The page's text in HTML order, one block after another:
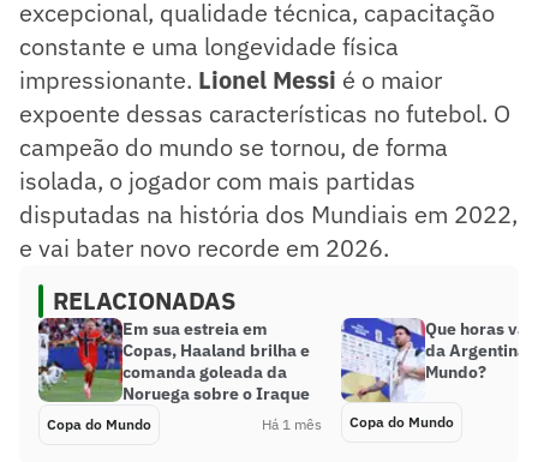
excepcional, qualidade técnica, capacitação
constante e uma longevidade física
impressionante. Lionel Messi é o maior
expoente dessas características no futebol. O
campeão do mundo se tornou, de forma
isolada, o jogador com mais partidas
disputadas na história dos Mundiais em 2022,
e vai bater novo recorde em 2026.
RELACIONADAS
Em sua estreia em
Copas, Haaland brilha e
comanda goleada da
Noruega sobre o Iraque
Copa do Mundo Há 1 mês
Que horas vai
da Argentina
Mundo?
Copa do Mundo